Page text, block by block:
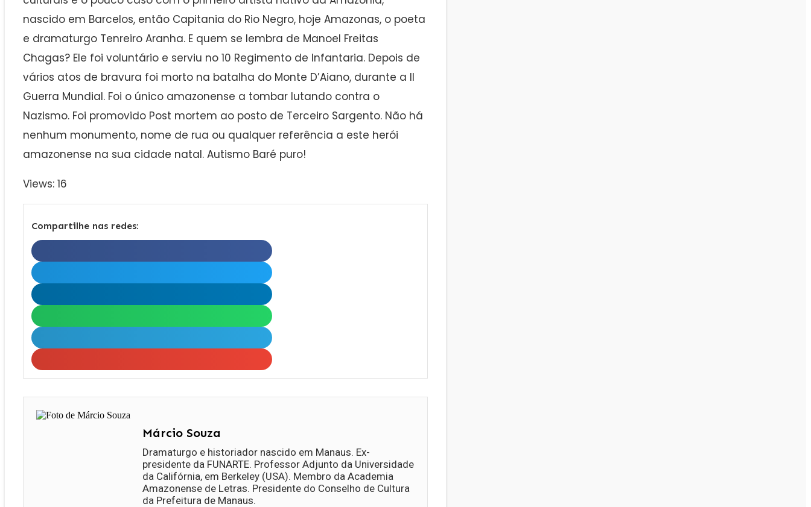
nascido em Barcelos, então Capitania do Rio Negro, hoje Amazonas, o poeta
e dramaturgo Tenreiro Aranha. E quem se lembra de Manoel Freitas
Chagas? Ele foi voluntário e serviu no 10 Regimento de Infantaria. Depois de
vários atos de bravura foi morto na batalha do Monte D’Aiano, durante a II
Guerra Mundial. Foi o único amazonense a tombar lutando contra o
Nazismo. Foi promovido Post mortem ao posto de Terceiro Sargento. Não há
nenhum monumento, nome de rua ou qualquer referência a este herói
amazonense na sua cidade natal. Autismo Baré puro!
Views: 16
Compartilhe nas redes:
Márcio Souza
Dramaturgo e historiador nascido em Manaus. Ex-
presidente da FUNARTE. Professor Adjunto da Universidade
da Califórnia, em Berkeley (USA). Membro da Academia
Amazonense de Letras. Presidente do Conselho de Cultura
da Prefeitura de Manaus.